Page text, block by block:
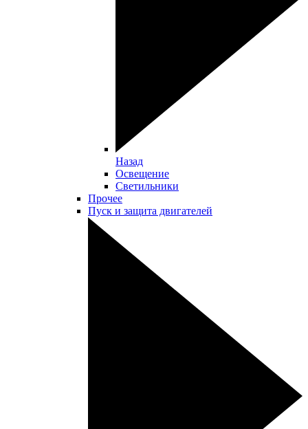
Назад
Освещение
Светильники
Прочее
Пуск и защита двигателей